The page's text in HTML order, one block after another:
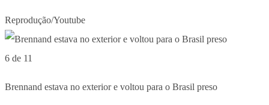
Reprodução/Youtube
6 de 11
Brennand estava no exterior e voltou para o Brasil preso